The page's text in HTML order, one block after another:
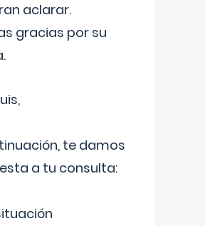
aclarar.
gracias por su
te damos
a tu consulta: